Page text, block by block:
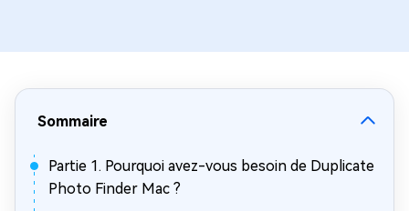
Sommaire
Partie 1. Pourquoi avez-vous besoin de Duplicate
Photo Finder Mac ?